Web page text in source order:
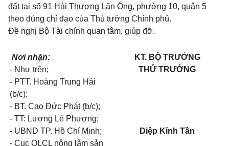
đất tại số 91 Hải Thượng Lãn Ông, phường 10, quận 5
theo đúng chỉ đạo của Thủ tướng Chính phủ.
Đề nghị Bộ Tài chính quan tâm, giúp đỡ.
Nơi nhận:
- Như trên;
- PTT. Hoàng Trung Hải
(b/c);
- BT. Cao Đức Phát (b/c);
- TT: Lương Lê Phương;
- UBND TP. Hồ Chí Minh;
- Cục QLCL nông lâm sản
KT. BỘ TRƯỞNG
THỨ TRƯỞNG
Diệp Kỉnh Tần